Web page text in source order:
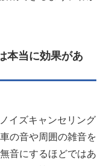
本当に効果があ
イズキャンセリング
の音や周囲の雑音を
音にするほどではあ